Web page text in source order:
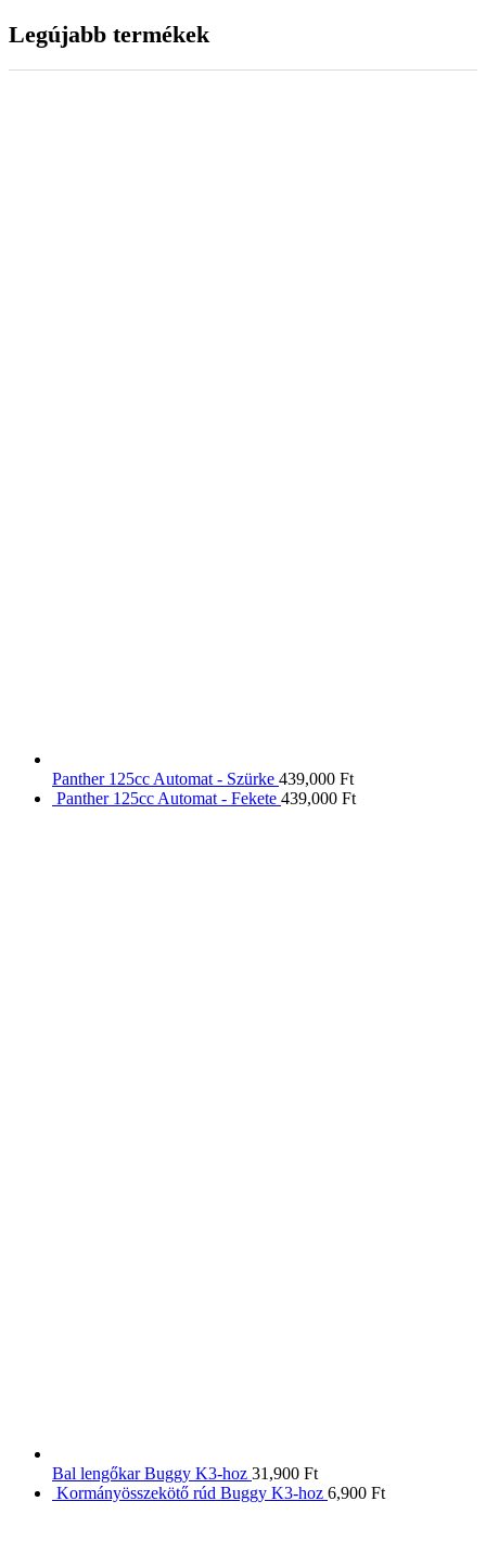
Legújabb termékek
Panther 125cc Automat - Szürke 439,000 Ft
Panther 125cc Automat - Fekete 439,000 Ft
Bal lengőkar Buggy K3-hoz 31,900 Ft
Kormányösszekötő rúd Buggy K3-hoz 6,900 Ft